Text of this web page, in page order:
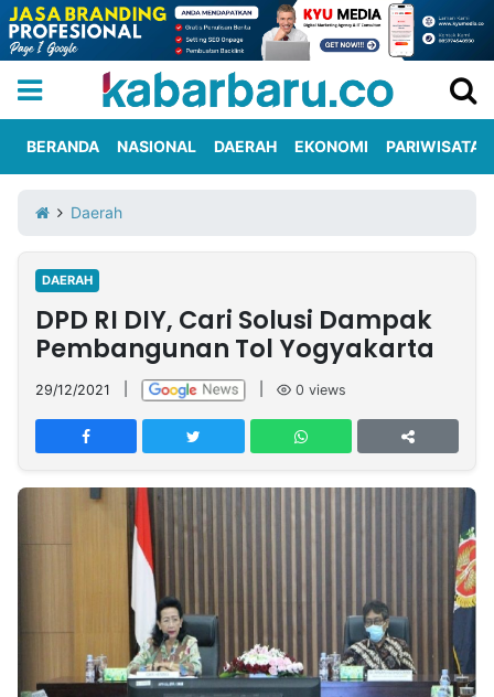
Iklan
Berita
Kami
Nasional
International
Olahraga
Entertainment
Daerah
Pariwisata
Kuliner
Kolom
Network
PT
TREETAN
MULTIMEDIA
Jogja
Rakyat
News
Notice
Dinamikapost.com
Seedbacklink
BERANDA NASIONAL DAERAH EKONOMI PARIWISATA
Daerah
DAERAH
DPD RI DIY, Cari Solusi Dampak
Pembangunan Tol Yogyakarta
29/12/2021 0 views